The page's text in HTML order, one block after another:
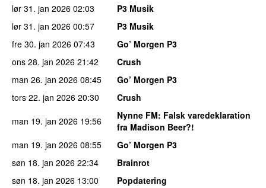
lør 31. jan 2026 02:03
P3 Musik
lør 31. jan 2026 00:57
P3 Musik
fre 30. jan 2026 07:43
Go’ Morgen P3
ons 28. jan 2026 21:42
Crush
man 26. jan 2026 08:45
Go’ Morgen P3
tors 22. jan 2026 20:30
Crush
man 19. jan 2026 19:56 Nynne FM: Falsk varedeklaration
fra Madison Beer?!
man 19. jan 2026 08:55
Go’ Morgen P3
søn 18. jan 2026 22:34
Brainrot
søn 18. jan 2026 13:00
Popdatering